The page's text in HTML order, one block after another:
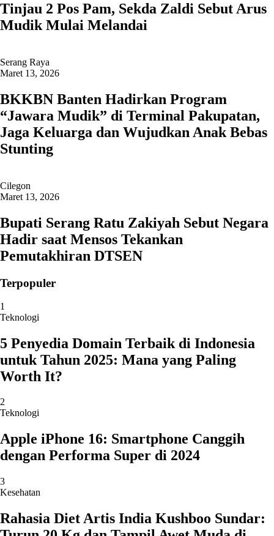
Tinjau 2 Pos Pam, Sekda Zaldi Sebut Arus
Mudik Mulai Melandai
Serang Raya
Maret 13, 2026
BKKBN Banten Hadirkan Program
“Jawara Mudik” di Terminal Pakupatan,
Jaga Keluarga dan Wujudkan Anak Bebas
Stunting
Cilegon
Maret 13, 2026
Bupati Serang Ratu Zakiyah Sebut Negara
Hadir saat Mensos Tekankan
Pemutakhiran DTSEN
Terpopuler
1
Teknologi
5 Penyedia Domain Terbaik di Indonesia
untuk Tahun 2025: Mana yang Paling
Worth It?
2
Teknologi
Apple iPhone 16: Smartphone Canggih
dengan Performa Super di 2024
3
Kesehatan
Rahasia Diet Artis India Kushboo Sundar: